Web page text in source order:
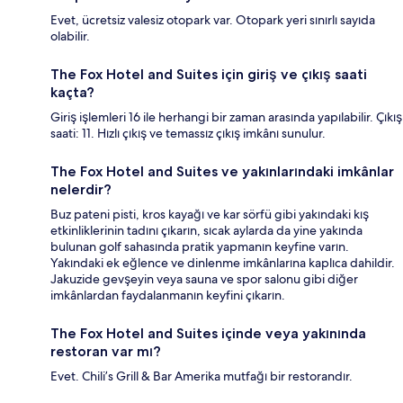
Evet, ücretsiz valesiz otopark var. Otopark yeri sınırlı sayıda
olabilir.
The Fox Hotel and Suites için giriş ve çıkış saati
kaçta?
Giriş işlemleri 16 ile herhangi bir zaman arasında yapılabilir. Çıkış
saati: 11. Hızlı çıkış ve temassız çıkış imkânı sunulur.
The Fox Hotel and Suites ve yakınlarındaki imkânlar
nelerdir?
Buz pateni pisti, kros kayağı ve kar sörfü gibi yakındaki kış
etkinliklerinin tadını çıkarın, sıcak aylarda da yine yakında
bulunan golf sahasında pratik yapmanın keyfine varın.
Yakındaki ek eğlence ve dinlenme imkânlarına kaplıca dahildir.
Jakuzide gevşeyin veya sauna ve spor salonu gibi diğer
imkânlardan faydalanmanın keyfini çıkarın.
The Fox Hotel and Suites içinde veya yakınında
restoran var mı?
Evet. Chili’s Grill & Bar Amerika mutfağı bir restorandır.